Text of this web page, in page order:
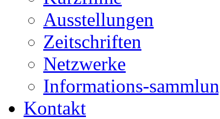
Ausstellungen
Zeitschriften
Netzwerke
Informations-
Kontakt